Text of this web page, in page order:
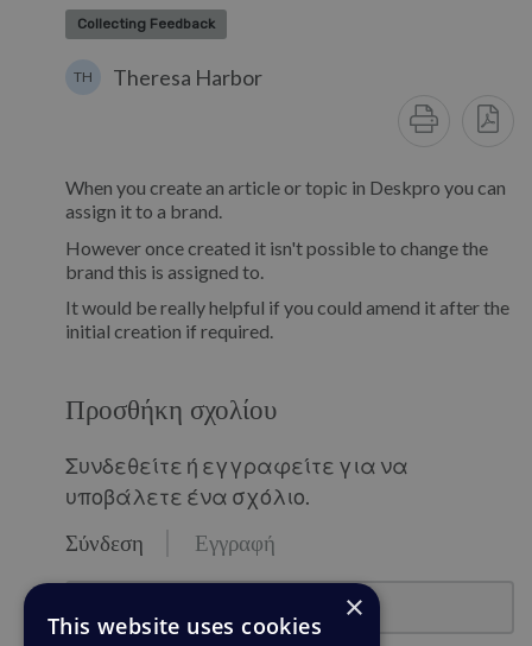
Collecting Feedback
TH Theresa Harbor
When you create an article or topic in Deskpro you can
assign it to a brand.
However once created it isn't possible to change the
brand this is assigned to.
It would be really helpful if you could amend it after the
initial creation if required.
Προσθήκη σχολίου
Συνδεθείτε ή εγγραφείτε για να
υποβάλετε ένα σχόλιο.
Σύνδεση Εγγραφή
×
This website uses cookies